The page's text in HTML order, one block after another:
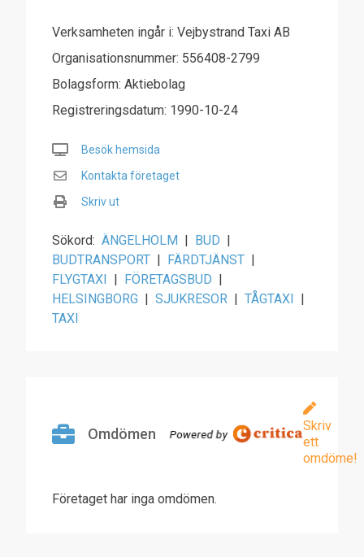
Verksamheten ingår i: Vejbystrand Taxi AB
Organisationsnummer: 556408-2799
Bolagsform: Aktiebolag
Registreringsdatum: 1990-10-24
Besök hemsida
Kontakta företaget
Skriv ut
Sökord: ÄNGELHOLM | BUD |
BUDTRANSPORT | FÄRDTJÄNST |
FLYGTAXI | FÖRETAGSBUD |
HELSINGBORG | SJUKRESOR | TÅGTAXI |
TAXI
Omdömen
Skriv
ett
omdöme!
Företaget har inga omdömen.